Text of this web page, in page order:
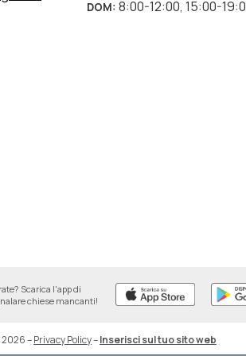
DOM: 8:00-12:00, 15:00-
Scarica l'app di
chiese mancanti!
–Privacy Policy–Inserisci sul tuo sito web